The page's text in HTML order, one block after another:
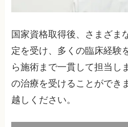
国家資格取得後、さまざま
定を受け、多くの臨床経験
ら施術まで一貫して担当し
の治療を受けることができ
越しください。